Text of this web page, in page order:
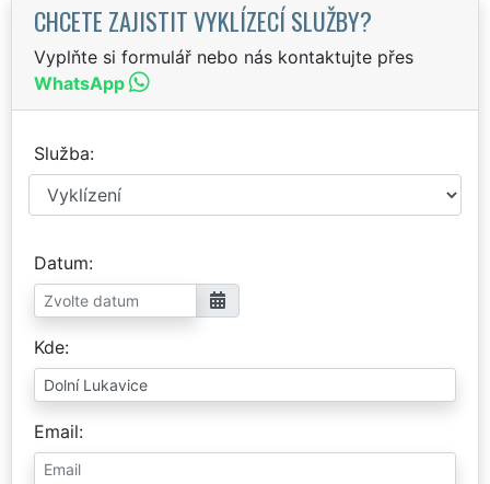
CHCETE ZAJISTIT VYKLÍZECÍ SLUŽBY?
Vyplňte si formulář nebo nás kontaktujte přes
WhatsApp
Služba
Datum
Kde
Email